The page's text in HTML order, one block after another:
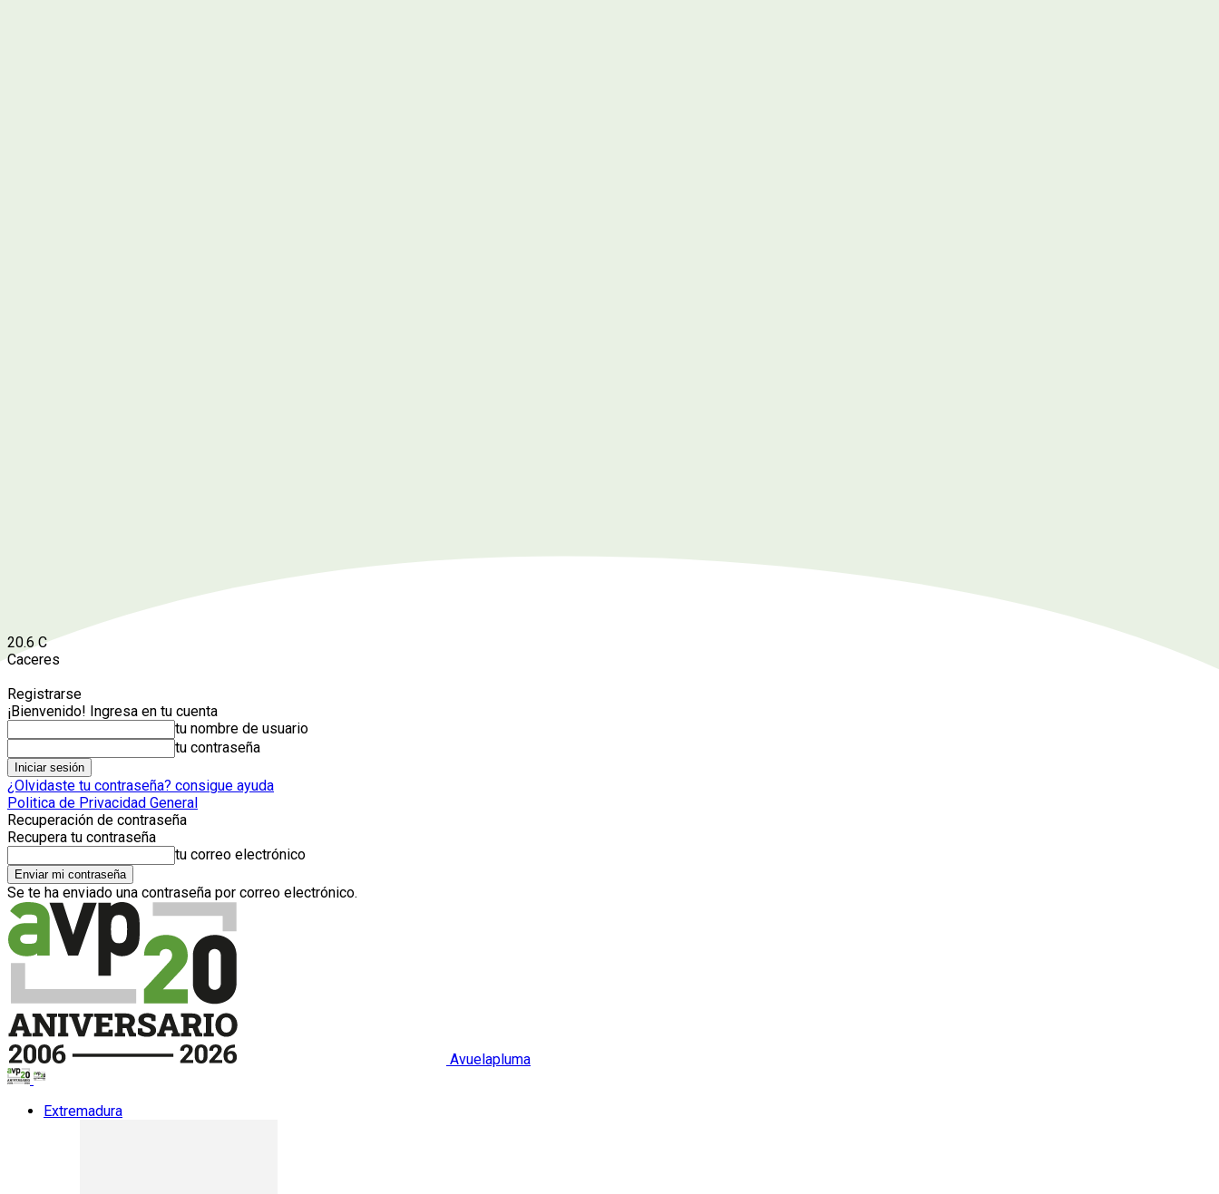
20.6 C
Caceres
Registrarse
¡Bienvenido! Ingresa en tu cuenta
tu nombre de usuario
tu contraseña
¿Olvidaste tu contraseña? consigue ayuda
Politica de Privacidad General
Recuperación de contraseña
Recupera tu contraseña
tu correo electrónico
Se te ha enviado una contraseña por correo electrónico.
Avuelapluma
Extremadura